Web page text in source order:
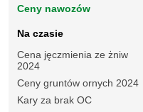
Ceny nawozów
Na czasie
Cena jęczmienia ze żniw
2024
Ceny gruntów ornych 2024
Kary za brak OC